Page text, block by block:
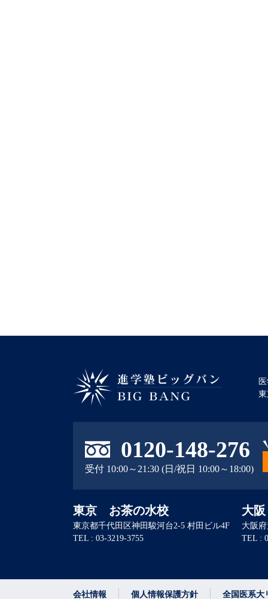
0120-148-276
受付 10:00～21:30 (日/祝日 10:00～18:00)
東京 お茶の水校
東京都千代田区神田駿河台2-5 村田ビル4F
TEL : 03-3219-3755
大
大阪
TEL :
会社情報 個人情報保護方針 全国医系大